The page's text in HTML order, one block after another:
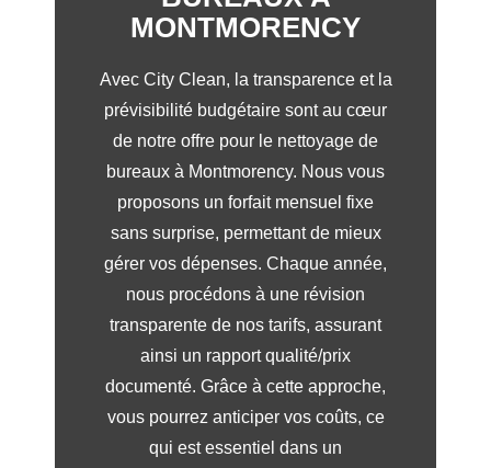
MONTMORENCY
Avec City Clean, la transparence et la
prévisibilité budgétaire sont au cœur
de notre offre pour le nettoyage de
bureaux à Montmorency. Nous vous
proposons un forfait mensuel fixe
sans surprise, permettant de mieux
gérer vos dépenses. Chaque année,
nous procédons à une révision
transparente de nos tarifs, assurant
ainsi un rapport qualité/prix
documenté. Grâce à cette approche,
vous pourrez anticiper vos coûts, ce
qui est essentiel dans un